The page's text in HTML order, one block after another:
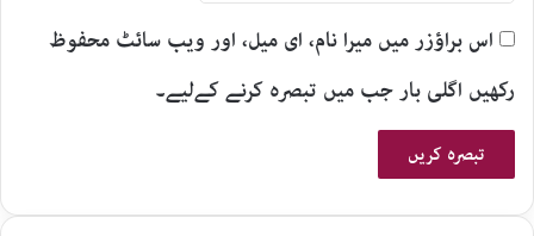
اس براؤزر میں میرا نام، ای میل، اور ویب سائٹ محفوظ
رکھیں اگلی بار جب میں تبصرہ کرنے کےلیے۔